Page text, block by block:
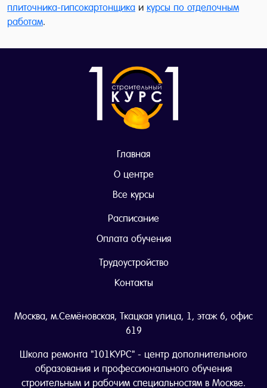
плиточника-гипсокартонщика и курсы по отделочным
работам.
Главная
О центре
Все курсы
Расписание
Оплата обучения
Трудоустройство
Контакты
Москва, м.Семёновская, Ткацкая улица, 1, этаж 6, офис
619
Школа ремонта "101КУРС" - центр дополнительного
образования и профессионального обучения
строительным и рабочим специальностям в Москве.